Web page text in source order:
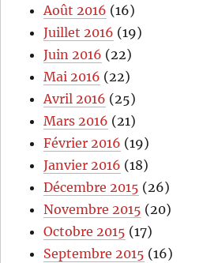
Août 2016 (16)
Juillet 2016 (19)
Juin 2016 (22)
Mai 2016 (22)
Avril 2016 (25)
Mars 2016 (21)
Février 2016 (19)
Janvier 2016 (18)
Décembre 2015 (26)
Novembre 2015 (20)
Octobre 2015 (17)
Septembre 2015 (16)